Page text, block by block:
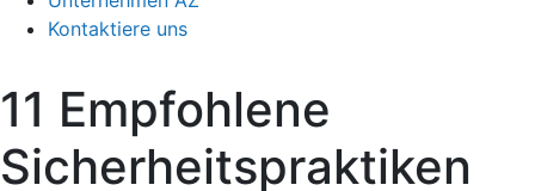
Kontaktiere uns
11 Empfohlene
Sicherheitspraktiken